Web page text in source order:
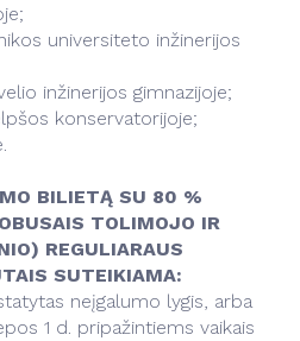
universiteto inžinerijos
inžinerijos gimnazijoje;
konservatorijoje;
BILIETĄ SU 80 %
TOLIMOJO IR
REGULIARAUS
SUTEIKIAMA:
neįgalumo lygis, arba
1 d. pripažintiems vaikais